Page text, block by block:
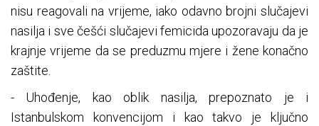
nisu reagovali na vrijeme, iako odavno brojni slučajevi
nasilja i sve češći slučajevi femicida upozoravaju da je
krajnje vrijeme da se preduzmu mjere i žene konačno
zaštite.
- Uhođenje, kao oblik nasilja, prepoznato je i
Istanbulskom konvencijom i kao takvo je ključno